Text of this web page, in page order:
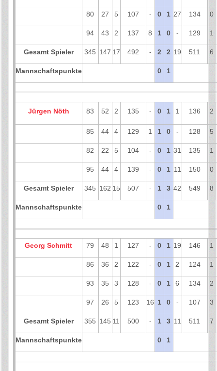
80 27 5 107 - 0 1 27 134 0
94 43 2 137 8 1 0 - 129 1
Gesamt Spieler 345 147 17 492 - 2 2 19 511 6
Mannschaftspunkte 0 1
Jürgen Nöth 83 52 2 135 - 0 1 1 136 2
85 44 4 129 1 1 0 - 128 5
82 22 5 104 - 0 1 31 135 1
95 44 4 139 - 0 1 11 150 0
Gesamt Spieler 345 162 15 507 - 1 3 42 549 8
Mannschaftspunkte 0 1
Georg Schmitt 79 48 1 127 - 0 1 19 146 1
86 36 2 122 - 0 1 2 124 1
93 35 3 128 - 0 1 6 134 2
97 26 5 123 16 1 0 - 107 3
Gesamt Spieler 355 145 11 500 - 1 3 11 511 7
Mannschaftspunkte 0 1